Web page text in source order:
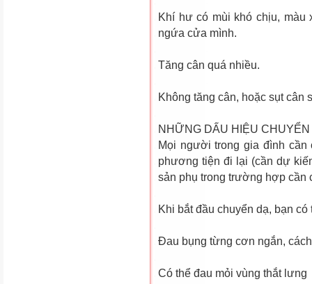
Khí hư có mùi khó chịu,
ngứa cửa mình.
Tăng cân quá nhiều.
Không tăng cân, hoặc sụt cân
NHỮNG DẤU HIỆU CHUYỂN
Mọi người trong gia đình
phương tiện đi lại (cần dự
sản phụ trong trường hợp cần
Khi bắt đầu chuyển dạ, bạn
Ðau bụng từng cơn ngắn,
Có thể đau mỏi vùng thắt lưng